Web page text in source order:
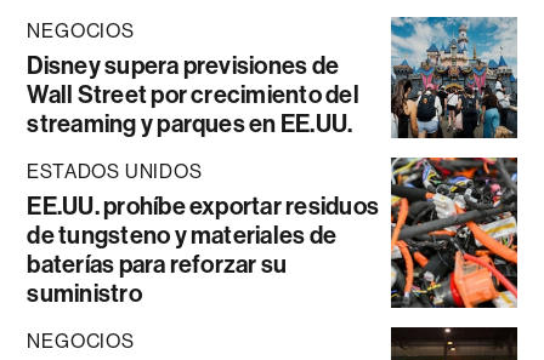
NEGOCIOS
Disney supera previsiones de
Wall Street por crecimiento del
streaming y parques en EE.UU.
ESTADOS UNIDOS
EE.UU. prohíbe exportar residuos
de tungsteno y materiales de
baterías para reforzar su
suministro
NEGOCIOS